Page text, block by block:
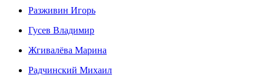
Разживин Игорь
Гусев Владимир
Жгивалёва Марина
Радчинский Михаил